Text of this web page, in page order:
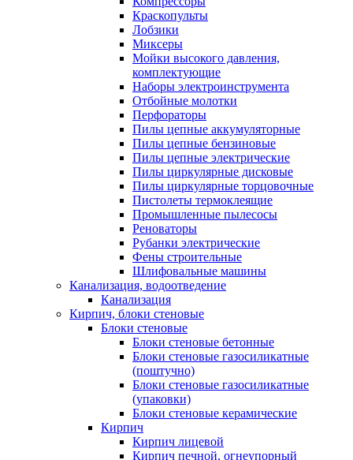
Краскопульты
Лобзики
Миксеры
Мойки высокого давления,
комплектующие
Наборы электроинструмента
Отбойные молотки
Перфораторы
Пилы цепные аккумуляторные
Пилы цепные бензиновые
Пилы цепные электрические
Пилы циркулярные дисковые
Пилы циркулярные торцовочные
Пистолеты термоклеящие
Промышленные пылесосы
Реноваторы
Рубанки электрические
Фены строительные
Шлифовальные машины
Канализация, водоотведение
Канализация
Кирпич, блоки стеновые
Блоки стеновые
Блоки стеновые бетонные
Блоки стеновые газосиликатные
(поштучно)
Блоки стеновые газосиликатные
(упаковки)
Блоки стеновые керамические
Кирпич
Кирпич лицевой
Кирпич печной, огнеупорный